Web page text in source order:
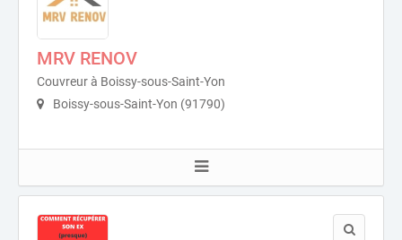
MRV RENOV
Couvreur à Boissy-sous-Saint-Yon
Boissy-sous-Saint-Yon (91790)